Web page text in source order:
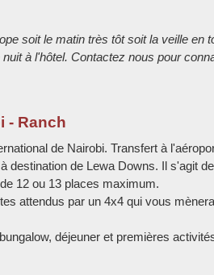
soit le matin très tôt soit la veille en
à l'hôtel. Contactez nous pour
- Ranch
de Nairobi. Transfert à
destination de Lewa Downs. Il s'agit
12 ou 13 places maximum.
attendus par un 4x4 qui vous
déjeuner et premières